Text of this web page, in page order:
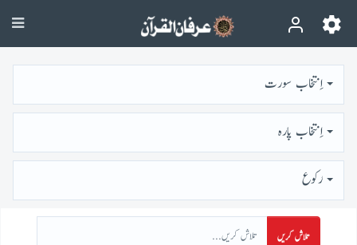
اِنتخاب سورت
اِنتخاب پارہ
رُكوع
تلاش کریں